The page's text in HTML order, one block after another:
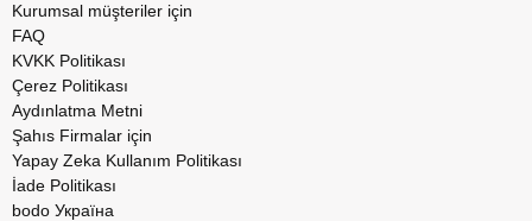
Kurumsal müşteriler için
FAQ
KVKK Politikası
Çerez Politikası
Aydınlatma Metni
Şahıs Firmalar için
Yapay Zeka Kullanım Politikası
İade Politikası
bodo Україна